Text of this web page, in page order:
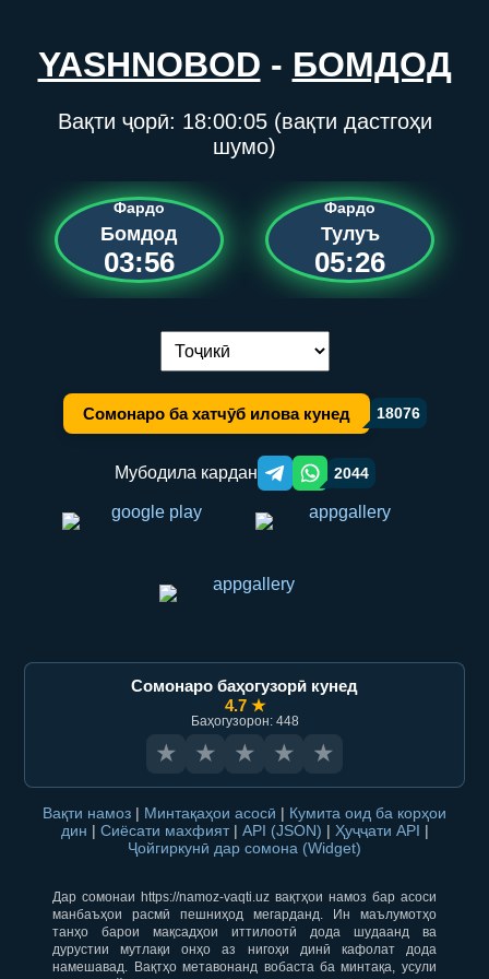
YASHNOBOD - БОМДОД
Вақти ҷорӣ: 18:00:05(вақти дастгоҳи
шумо)
Фардо
Бомдод
03:56
Фардо
Тулуъ
05:26
Иваз кардани забон:
Сомонаро ба хатчӯб илова кунед 18076
Мубодила кардан Telegram orqali ulashish
WhatsApp orqali ulashish
2044
Сомонаро баҳогузорӣ кунед
4.7 ★
Баҳогузорон: 448
★ ★ ★ ★ ★
Вақти намоз | Минтақаҳои асосӣ | Кумита оид ба корҳои
дин | Сиёсати махфият | API (JSON) | Ҳуҷҷати API |
Ҷойгиркунӣ дар сомона (Widget)
Дар сомонаи https://namoz-vaqti.uz вақтҳои намоз бар асоси
манбаъҳои расмӣ пешниҳод мегарданд. Ин маълумотҳо
танҳо барои мақсадҳои иттилоотӣ дода шудаанд ва
дурустии мутлақи онҳо аз нигоҳи динӣ кафолат дода
намешавад. Вақтҳо метавонанд вобаста ба минтақа, усули